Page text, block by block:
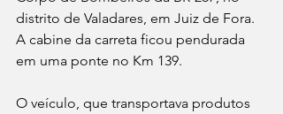
distrito de Valadares, em Juiz de Fora.
A cabine da carreta ficou pendurada
em uma ponte no Km 139.
O veículo, que transportava produtos